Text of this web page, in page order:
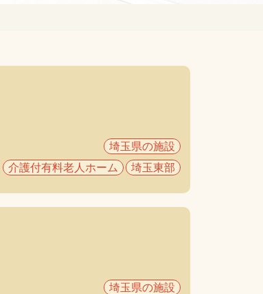
埼玉県の施設
介護付有料老人ホーム
埼玉東部
埼玉県の施設